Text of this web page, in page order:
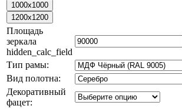
Площадь
зеркала
hidden_calc_field
Тип рамы:
Вид полотна:
Декоративный
фацет: